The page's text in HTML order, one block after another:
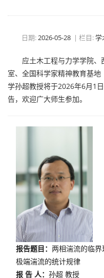
日期:2026-05-28 | 栏目:学
应土木工程与力学学院、
室、全国科学家精神教育基
学孙超教授将于2026年6月1
告，欢迎广大师生参加。
报告题目： 两相湍流的临界
极端湍流的统计规律
报 告 人： 孙超 教授